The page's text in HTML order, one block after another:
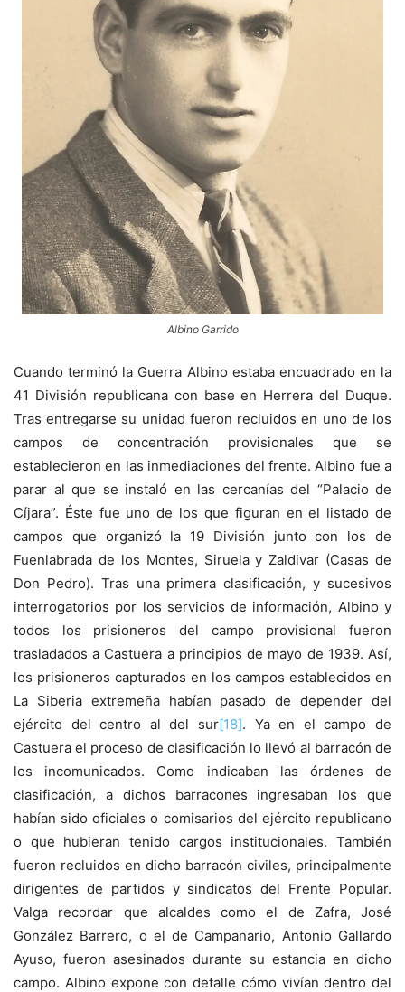
Albino Garrido
Cuando terminó la Guerra Albino estaba encuadrado en la
41 División republicana con base en Herrera del Duque.
Tras entregarse su unidad fueron recluidos en uno de los
campos de concentración provisionales que se
establecieron en las inmediaciones del frente. Albino fue a
parar al que se instaló en las cercanías del “Palacio de
Cíjara”. Éste fue uno de los que figuran en el listado de
campos que organizó la 19 División junto con los de
Fuenlabrada de los Montes, Siruela y Zaldivar (Casas de
Don Pedro). Tras una primera clasificación, y sucesivos
interrogatorios por los servicios de información, Albino y
todos los prisioneros del campo provisional fueron
trasladados a Castuera a principios de mayo de 1939. Así,
los prisioneros capturados en los campos establecidos en
La Siberia extremeña habían pasado de depender del
ejército del centro al del sur[18]. Ya en el campo de
Castuera el proceso de clasificación lo llevó al barracón de
los incomunicados. Como indicaban las órdenes de
clasificación, a dichos barracones ingresaban los que
habían sido oficiales o comisarios del ejército republicano
o que hubieran tenido cargos institucionales. También
fueron recluidos en dicho barracón civiles, principalmente
dirigentes de partidos y sindicatos del Frente Popular.
Valga recordar que alcaldes como el de Zafra, José
González Barrero, o el de Campanario, Antonio Gallardo
Ayuso, fueron asesinados durante su estancia en dicho
campo. Albino expone con detalle cómo vivían dentro del